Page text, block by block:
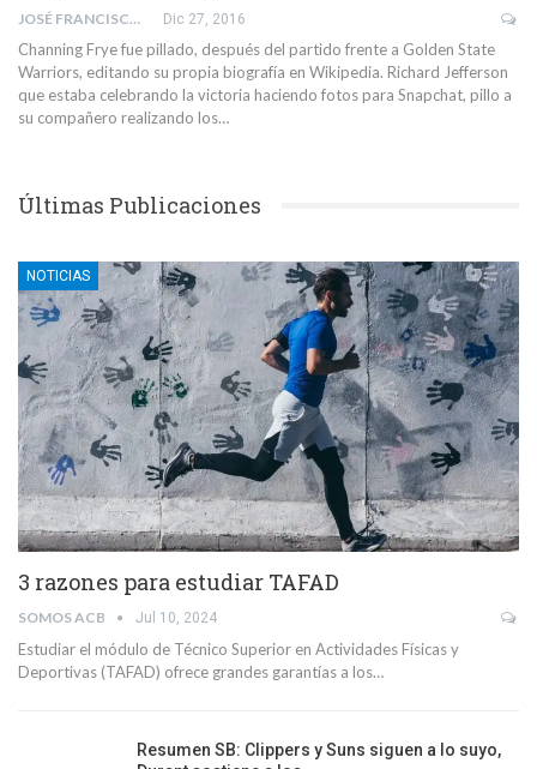
JOSÉ FRANCISCO SÁNCHEZ MISAS Dic 27, 2016
Channing Frye fue pillado, después del partido frente a Golden State
Warriors, editando su propia biografía en Wikipedia. Richard Jefferson
que estaba celebrando la victoria haciendo fotos para Snapchat, pillo a
su compañero realizando los…
Últimas Publicaciones
NOTICIAS
3 razones para estudiar TAFAD
SOMOS ACB Jul 10, 2024
Estudiar el módulo de Técnico Superior en Actividades Físicas y
Deportivas (TAFAD) ofrece grandes garantías a los…
Resumen SB: Clippers y Suns siguen a lo suyo,